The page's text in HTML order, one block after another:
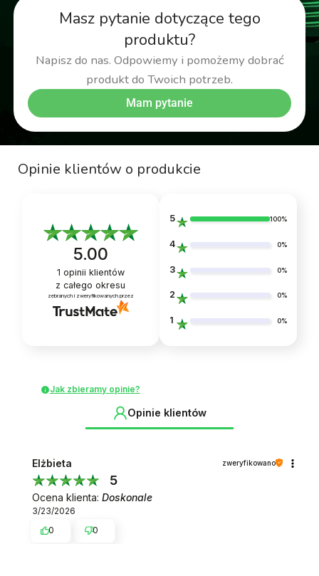
Masz pytanie dotyczące tego
produktu?
Napisz do nas. Odpowiemy i pomożemy dobrać
produkt do Twoich potrzeb.
Mam pytanie
Opinie klientów o produkcie
5.00
1 opinii klientów
z całego okresu
zebranych i zweryfikowanych przez
5 100%
4 0%
3 0%
2 0%
1 0%
Jak zbieramy opinie?
Opinie klientów
Elżbieta zweryfikowano
5
Ocena klienta: Doskonale
3/23/2026
0
0